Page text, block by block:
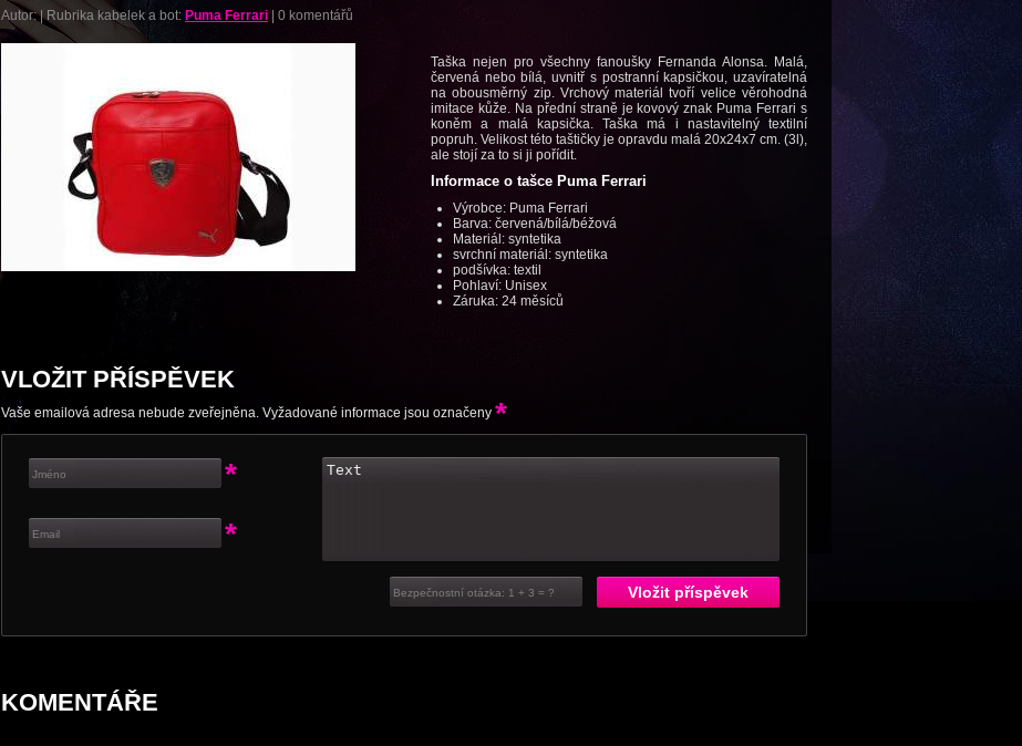
Autor:| Rubrika kabelek a bot: Puma Ferrari 0 komentářů
Taška nejen pro všechny fanoušky Fernanda Alonsa. Malá,
červená nebo bílá, uvnitř s postranní kapsičkou, uzavíratelná
na obousměrný zip. Vrchový materiál tvoří velice věrohodná
imitace kůže. Na přední straně je kovový znak Puma Ferrari s
koněm a malá kapsička. Taška má i nastavitelný textilní
popruh. Velikost této taštičky je opravdu malá 20x24x7 cm. (3l),
ale stojí za to si ji pořídit.
Informace o tašce Puma Ferrari
Výrobce: Puma Ferrari
Barva: červená/bílá/béžová
Materiál: syntetika
svrchní materiál: syntetika
podšívka: textil
Pohlaví: Unisex
Záruka: 24 měsíců
VLOŽIT PŘÍSPĚVEK
Vaše emailová adresa nebude zveřejněna. Vyžadované informace jsou označeny *
*
*
KOMENTÁŘE